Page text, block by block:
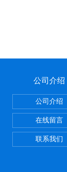
公司介绍
公司介绍
在线留言
联系我们